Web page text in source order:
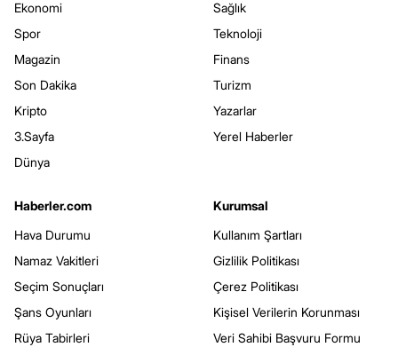
Ekonomi
Spor
Magazin
Son Dakika
Kripto
3.Sayfa
Dünya
Sağlık
Teknoloji
Finans
Turizm
Yazarlar
Yerel Haberler
Haberler.com
Hava Durumu
Namaz Vakitleri
Seçim Sonuçları
Şans Oyunları
Rüya Tabirleri
Kurumsal
Kullanım Şartları
Gizlilik Politikası
Çerez Politikası
Kişisel Verilerin Korunması
Veri Sahibi Başvuru Formu